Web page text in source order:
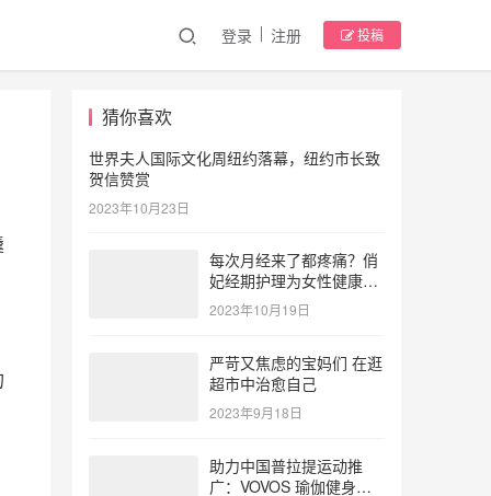
登录 注册 投稿
猜你喜欢
世界夫人国际文化周纽约落幕，纽约市长致
贺信赞赏
2023年10月23日
每次月经来了都疼痛？俏
妃经期护理为女性健康护
航
2023年10月19日
严苛又焦虑的宝妈们 在逛
超市中治愈自己
2023年9月18日
助力中国普拉提运动推
广：VOVOS 瑜伽健身服